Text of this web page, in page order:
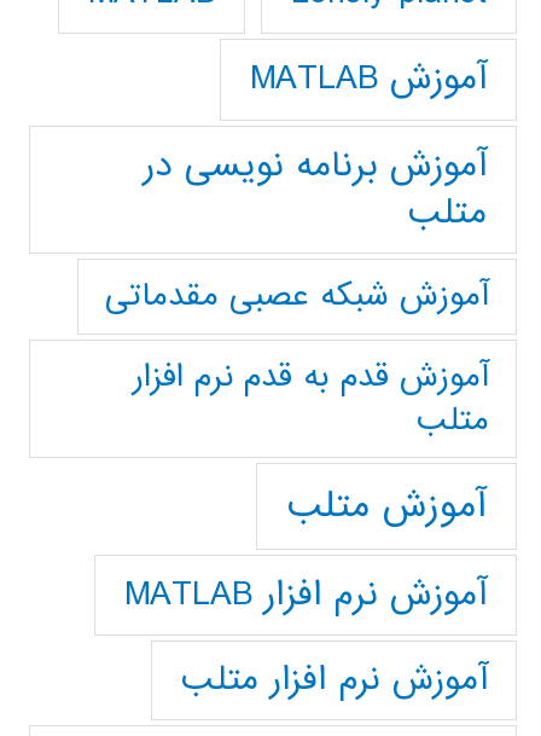
آموزش MATLAB
آموزش برنامه نویسی در
متلب
آموزش شبکه عصبی مقدماتی
آموزش قدم به قدم نرم افزار
متلب
آموزش متلب
آموزش نرم افزار MATLAB
آموزش نرم افزار متلب